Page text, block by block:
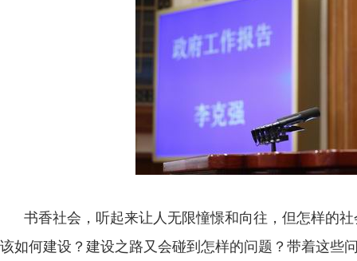
书香社会，听起来让人无限憧憬和向往，但怎样的
该如何建设？建设之路又会碰到怎样的问题？带着这些